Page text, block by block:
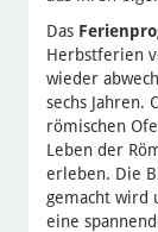
Das
Herbstferien
wieder
sechs Jahren.
römischen
Leben der
erleben. Die
gemacht wird
eine